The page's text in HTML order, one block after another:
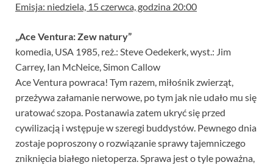
Emisja: niedziela, 15 czerwca, godzina 20:00
„Ace Ventura: Zew natury”
komedia, USA 1985, reż.: Steve Oedekerk, wyst.: Jim
Carrey, Ian McNeice, Simon Callow
Ace Ventura powraca! Tym razem, miłośnik zwierząt,
przeżywa załamanie nerwowe, po tym jak nie udało mu się
uratować szopa. Postanawia zatem ukryć się przed
cywilizacją i wstępuje w szeregi buddystów. Pewnego dnia
zostaje poproszony o rozwiązanie sprawy tajemniczego
zniknięcia białego nietoperza. Sprawa jest o tyle poważna,